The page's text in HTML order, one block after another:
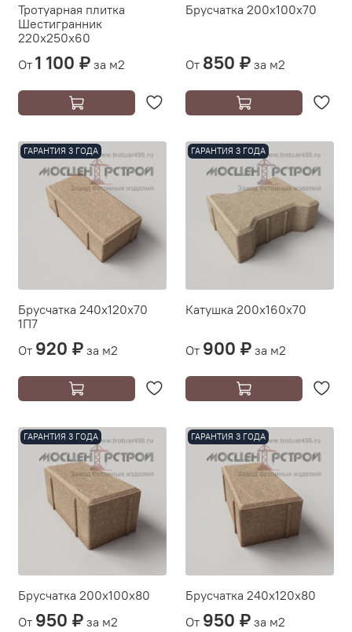
Тротуарная плитка
Шестигранник
220х250х60
От 1 100 ₽ за м2
Брусчатка 200х100х70
От 850 ₽ за м2
ГАРАНТИЯ 3 ГОДА
Брусчатка 240х120х70
1П7
От 920 ₽ за м2
ГАРАНТИЯ 3 ГОДА
Катушка 200х160х70
От 900 ₽ за м2
ГАРАНТИЯ 3 ГОДА
Брусчатка 200х100х80
От 950 ₽ за м2
ГАРАНТИЯ 3 ГОДА
Брусчатка 240х120х80
От 950 ₽ за м2